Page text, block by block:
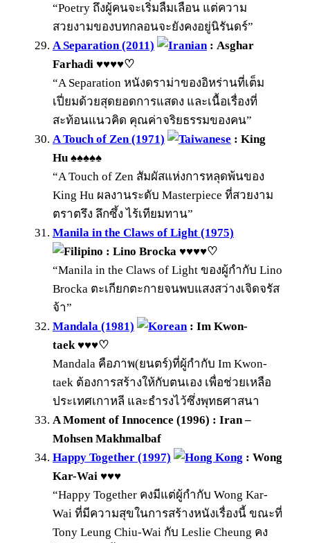
“Poetry ถึงผู้คนจะเริ่มลืมเลือน แต่ความ
สวยงามของบทกลอนจะยังคงอยู่นิรันดร์”
A Separation (2011)
: Asghar
Farhadi ♥♥♥♥♡
“A Separation หนังดราม่าของอิหร่านที่เต็ม
เปี่ยมด้วยสุดยอดการแสดง และเนื้อเรื่องที่
สะท้อนแนวคิด คุณค่าจริยธรรมของคน”
A Touch of Zen (1971)
: King
Hu ♠♠♠♠♠
“A Touch of Zen สัมผัสแห่งการหลุดพ้นของ
King Hu ผลงานระดับ Masterpiece ที่สวยงาม
ตราตรึง ลึกซึ้ง ไร้เทียมทาน”
Manila in the Claws of Light (1975)
: Lino Brocka ♥♥♥♥♡
“Manila in the Claws of Light ของผู้กำกับ Lino
Brocka ตะเกียกตะกายจนพบแสงสว่างเจิดจรัส
จ้า”
Mandala (1981)
: Im Kwon-
taek ♥♥♥♡
Mandala คือภาพ(ยนตร์)ที่ผู้กำกับ Im Kwon-
taek ต้องการสร้างให้กับตนเอง เพื่อช่วยเหลือ
ประเทศเกาหลี และธำรงไว้ซึ่งพุทธศาสนา
A Moment of Innocence (1996) : Iran –
Mohsen Makhmalbaf
Happy Together (1997)
: Wong
Kar-Wai ♥♥♥
“Happy Together คงมีแต่ผู้กำกับ Wong Kar-
Wai ที่มีความสุขในการสร้างหนังเรื่องนี้ ขณะที่
Tony Leung Chiu-Wai กับ Leslie Cheung คง